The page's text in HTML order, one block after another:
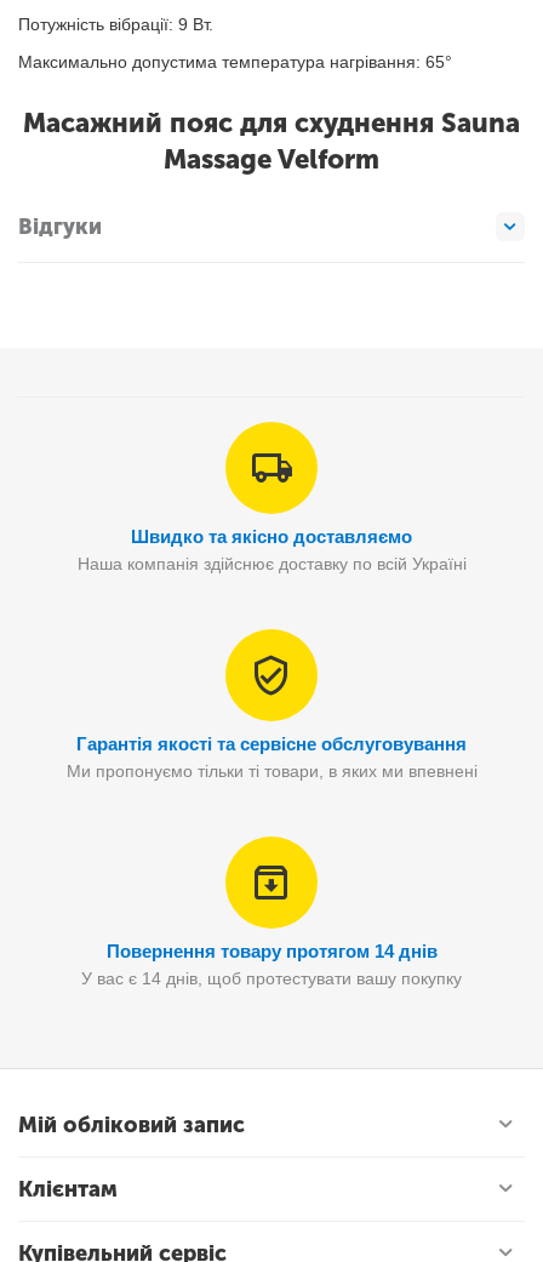
Потужність вібрації: 9 Вт.
Максимально допустима температура нагрівання: 65°
Масажний пояс для схуднення Sauna
Massage Velform
Відгуки
Швидко та якісно доставляємо
Наша компанія здійснює доставку по всій Україні
Гарантія якості та сервісне обслуговування
Ми пропонуємо тільки ті товари, в яких ми впевнені
Повернення товару протягом 14 днів
У вас є 14 днів, щоб протестувати вашу покупку
Мій обліковий запис
Клієнтам
Купівельний сервіс